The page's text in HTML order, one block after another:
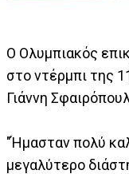
Ο Ολυμπιακός
στο ντέρμπι της
Γιάννη
"Ήμασταν πολύ
μεγαλύτερο